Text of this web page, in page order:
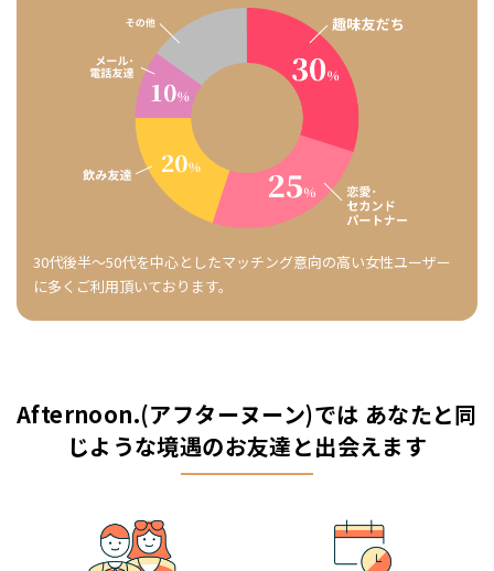
30代後半〜50代を中心としたマッチング意向の高い女性ユーザー
に多くご利用頂いております。
Afternoon.(アフターヌーン)では あなたと同
じような境遇のお友達と出会えます